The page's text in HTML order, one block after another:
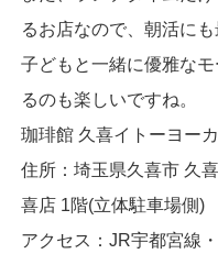
るお店なので、朝活にも
子どもと一緒に優雅な
るのも楽しいですね。
珈琲館 久喜イトーヨー
住所：埼玉県久喜市 久
喜店 1階(立体駐車場側)
アクセス：JR宇都宮線